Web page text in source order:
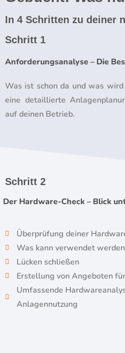
In 4 Schritten zu deiner
Schritt 1
Anforderungsanalyse – Die
Was ist schon da und was
eine detaillierte
auf deinen Betrieb.
Schritt 2
Der Hardware-Check – Blick
Überprüfung deiner
Was kann verwendet
Lücken schließen
Erstellung von Angeboten
Umfassende
Anlagennutzung